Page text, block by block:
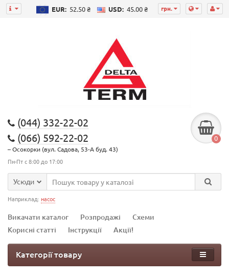
грн.
EUR: 52.50 ₴ USD: 45.00 ₴
(044) 332-22-02
(066) 592-22-02
– Осокорки (вул. Садова, 53-А буд. 43)
Пн-Пт с 8:00 до 17:00
0
Усюди
Наприклад: насос
Викачати каталог Розпродажі
Схеми
Корисні статті
Інструкції Акції!
Категорії товару